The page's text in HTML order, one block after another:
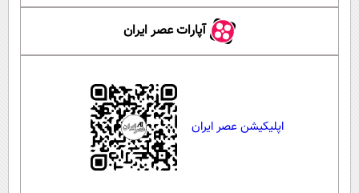
آپارات عصر ایران
اپلیکیشن عصر ایران